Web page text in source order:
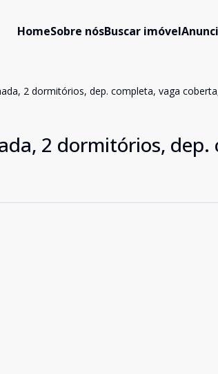
HomeSobre nósBuscar imóvel
2 dormitórios, dep. completa, vaga
2 dormitórios, dep.